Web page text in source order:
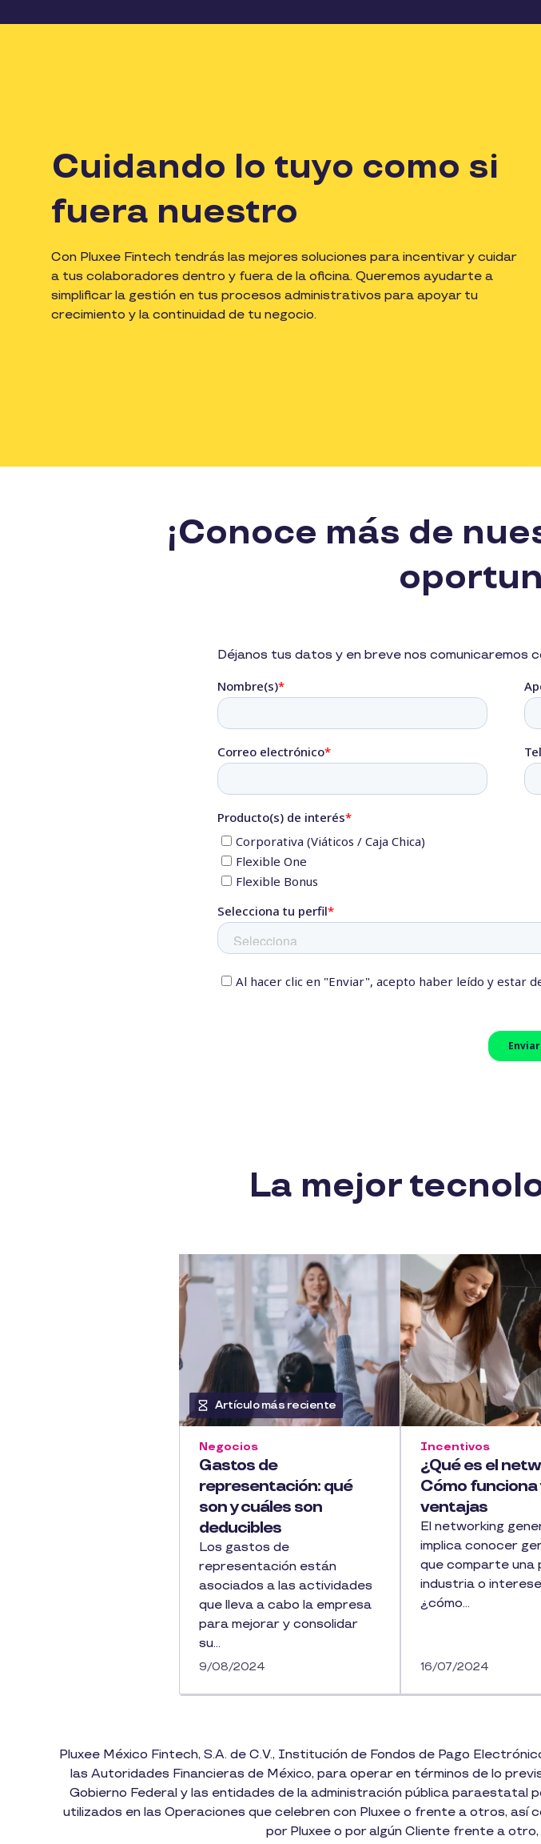
Cuidando lo tuyo como si
fuera nuestro
Con Pluxee Fintech tendrás las mejores soluciones para incentivar y cuidar
a tus colaboradores dentro y fuera de la oficina. Queremos ayudarte a
simplificar la gestión en tus procesos administrativos para apoyar tu
crecimiento y la continuidad de tu negocio.
¡Conoce más de
Déjanos tus datos y en breve nos comunicaremos
La mejor
Artículo más reciente
Gastos de
representación: qué
son y cuáles son
deducibles
Negocios
Los gastos de
representación están
asociados a las actividades
que lleva a cabo la empresa
para mejorar y consolidar
su...
9/08/2024
¿Qué es el
Cómo funciona
ventajas
Incentivos
El networking
implica conocer
que comparte una
industria o
¿cómo...
16/07/2024
Pluxee México Fintech, S.A. de C.V., Institución de Fondos de Pago
las Autoridades Financieras de México, para operar en términos de lo
Gobierno Federal y las entidades de la administración pública
utilizados en las Operaciones que celebren con Pluxee o frente a otros, así
por Pluxee o por algún Cliente frente a